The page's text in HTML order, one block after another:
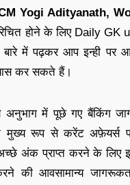
Yogi Adityanath,
होने के लिए Daily GK
में पढ़कर आप इन्ही पर
कर सकते हैं।
में पूछे गए बैंकिंग
मुख्य रूप से करेंट अफ़ेयर्स
अंक प्राप्त करने के लिए
की आवसामान्य